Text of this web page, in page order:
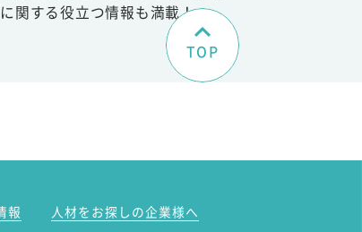
関する役立つ情報も満載！
TOP
報
人材をお探しの企業様へ